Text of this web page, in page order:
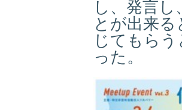
し、発言
とが出来る
じてもら
った。